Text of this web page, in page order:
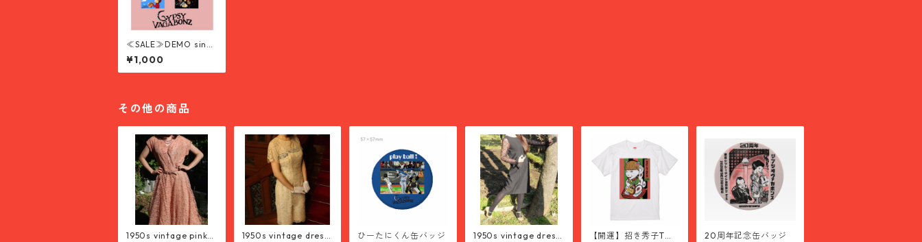
≪SALE≫DEMO singl
es 2024
¥1,000
その他の商品
1950s vintage pink
1950s vintage dress
ひーたにくん缶バッジ
1950s vintage dress
【開運】招き秀子Tシ
20周年記念缶バッジ